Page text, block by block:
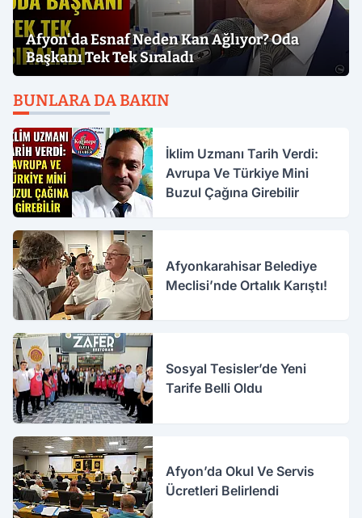
Afyon'da Esnaf Neden Kan Ağlıyor? Oda
Başkanı Tek Tek Sıraladı
BUNLARA DA BAKIN
İklim Uzmanı Tarih Verdi:
Avrupa Ve Türkiye Mini
Buzul Çağına Girebilir
Afyonkarahisar Belediye
Meclisi’nde Ortalık Karıştı!
Sosyal Tesisler’de Yeni
Tarife Belli Oldu
Afyon’da Okul Ve Servis
Ücretleri Belirlendi